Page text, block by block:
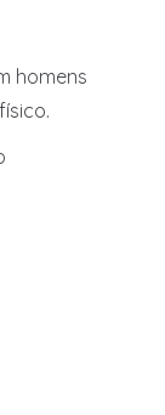
homens